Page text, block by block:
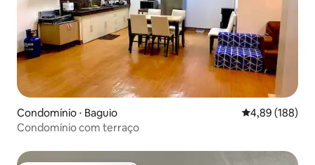
Condomínio ⋅ Baguio 4,89 de uma
4,89 (188)
Condomínio com terraço